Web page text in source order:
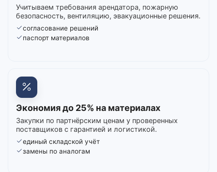
Учитываем требования арендатора, пожарную
безопасность, вентиляцию, эвакуационные решения.
согласование решений
паспорт материалов
Экономия до 25% на материалах
Закупки по партнёрским ценам у проверенных
поставщиков с гарантией и логистикой.
единый складской учёт
замены по аналогам